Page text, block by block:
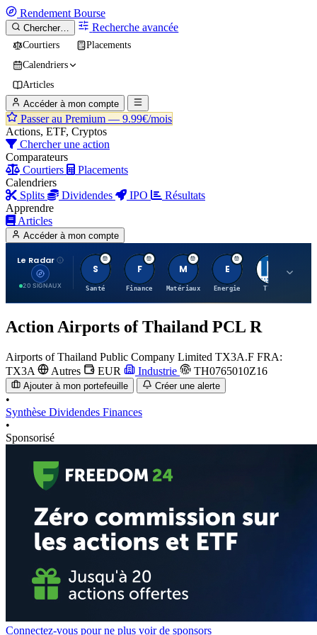
Rendement Bourse
Chercher… Recherche avancée
Courtiers
Placements
Calendriers
Articles
Accéder à mon compte
Passer au Premium — 9.99€/mois
Actions, ETF, Cryptos
Chercher une action
Comparateurs
Courtiers
Placements
Calendriers
Splits
Dividendes IPO
Résultats
Apprendre
Articles
Accéder à mon compte
Le Radar
20 SIGNAUX
S
Santé
F
Finance
M
Matériaux
E
Energie TTWO
Action Airports of Thailand PCL R
Airports of Thailand Public Company Limited TX3A.F FRA:
TX3A
Autres EUR Industrie TH0765010Z16
Ajouter à mon portefeuille Créer une alerte
•
Synthèse Dividendes Finances
•
Sponsorisé
Connectez-vous pour ne plus voir de sponsors